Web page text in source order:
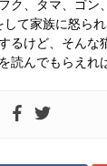
ク、タマ、ゴン
て家族に怒ら
るけど、そんな
読んでもらえれ